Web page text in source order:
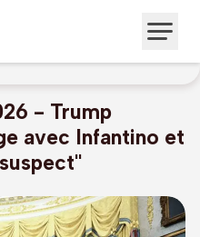
- Trump
avec Infantino et